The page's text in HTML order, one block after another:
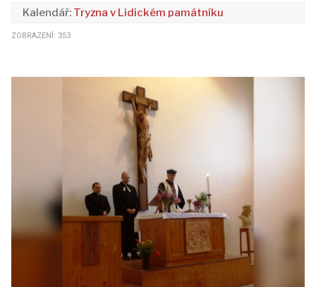
Tryzna v Lidickém památníku
ZOBRAZENÍ: 353